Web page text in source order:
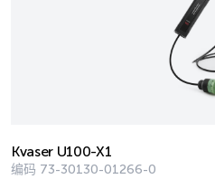
Kvaser U100-X1
编码 73-30130-01266-0